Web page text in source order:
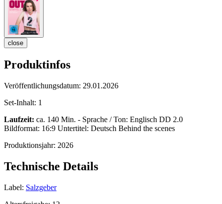
close
Produktinfos
Veröffentlichungsdatum: 29.01.2026
Set-Inhalt: 1
Laufzeit: ca. 140 Min. - Sprache / Ton: Englisch DD 2.0
Bildformat: 16:9 Untertitel: Deutsch Behind the scenes
Produktionsjahr: 2026
Technische Details
Label: Salzgeber